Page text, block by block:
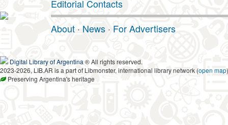
Editorial Contacts
About · News · For Advertisers
Digital Library of Argentina ® All rights reserved.
2023-2026, LIB.AR is a part of Libmonster, international library network (open map)
Preserving Argentina's heritage